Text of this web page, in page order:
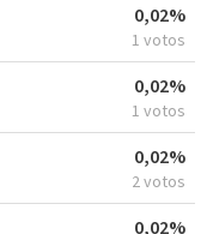
0,02%
1 votos
0,02%
1 votos
0,02%
2 votos
0,02%